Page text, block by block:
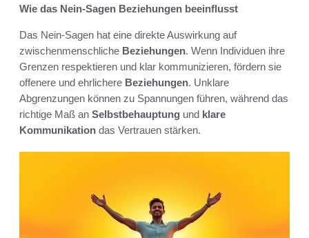
Wie das Nein-Sagen Beziehungen beeinflusst
Das Nein-Sagen hat eine direkte Auswirkung auf
zwischenmenschliche Beziehungen. Wenn Individuen ihre
Grenzen respektieren und klar kommunizieren, fördern sie
offenere und ehrlichere Beziehungen. Unklare
Abgrenzungen können zu Spannungen führen, während das
richtige Maß an Selbstbehauptung und klare
Kommunikation das Vertrauen stärken.